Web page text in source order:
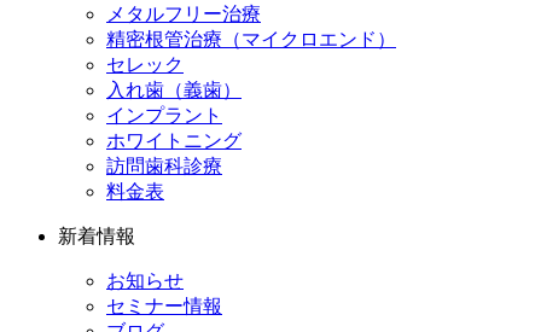
メタルフリー治療
精密根管治療（マイクロエンド）
セレック
入れ歯（義歯）
インプラント
ホワイトニング
訪問歯科診療
料金表
新着情報
お知らせ
セミナー情報